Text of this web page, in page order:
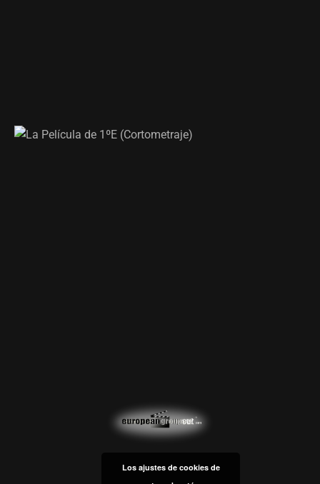
Los ajustes de cookies de